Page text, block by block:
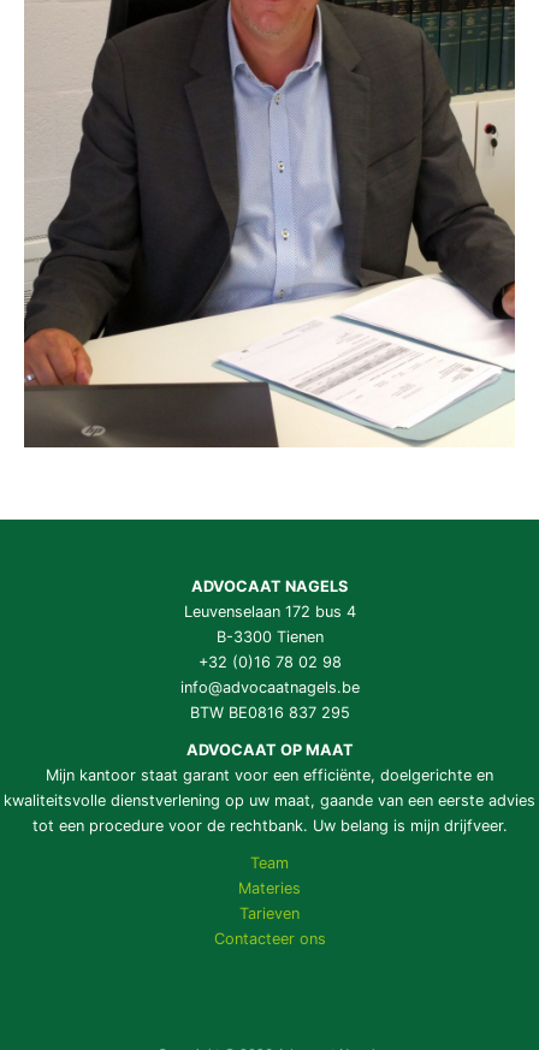
ADVOCAAT NAGELS
Leuvenselaan 172 bus 4
B-3300 Tienen
+32 (0)16 78 02 98
info@advocaatnagels.be
BTW BE0816 837 295
ADVOCAAT OP MAAT
Mijn kantoor staat garant voor een efficiënte, doelgerichte en
kwaliteitsvolle dienstverlening op uw maat, gaande van een eerste advies
tot een procedure voor de rechtbank. Uw belang is mijn drijfveer.
Team
Materies
Tarieven
Contacteer ons